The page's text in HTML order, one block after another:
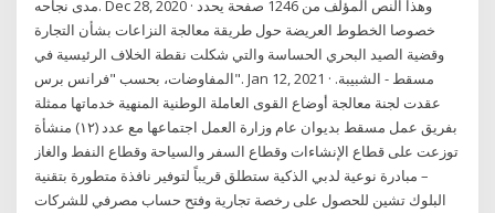
مدى نجاحه. Dec 28, 2020 · وهذا النص المؤلف من 1246 صفحة يحدد
خصوصا الخطوط العريضة حول طريقة معالجة النزاعات بشأن التجارة
وقضية الصيد البحري الحساسة والتي شكلت نقطة الخلاف الرئيسية في
المفاوضات، بحسب "فرانس برس". Jan 12, 2021 · مسقط - الشبيبة.
عقدت لجنة معالجة أوضاع القوى العاملة الوطنية المنهية خدماتها ممثلة
بفريق عمل مسقط بديوان عام وزارة العمل اجتماعها مع عدد (١٢) منشأة
توزعت على قطاع الإنشاءات وقطاع السفر والسياحة وقطاع النفط والغاز
– مبادرة نوعية لدبي الذكية ستطلق قريباً لتوفير نافذة متطورة بتقنية
البلوك تشين للحصول على رخصة تجارية وفتح حساب مصرفي للشركات